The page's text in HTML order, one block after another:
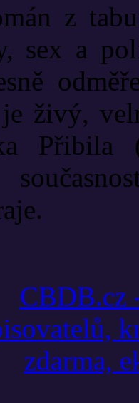
z
sex a
živý,
Přibila